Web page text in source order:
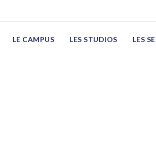
LE CAMPUS LES STUDIOS LES